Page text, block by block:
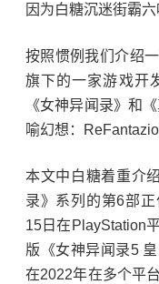
因为白糖沉迷街霸六
按照惯例我们介绍
旗下的一家游戏开
《女神异闻录》和
喻幻想：ReFantazio
本文中白糖着重介
录》系列的第6部
15日在PlayStation
版《女神异闻录5
在2022年在多个平